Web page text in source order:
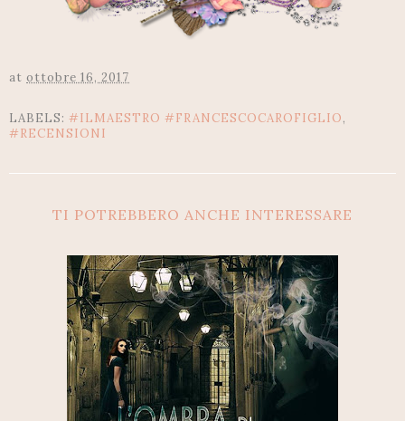
at ottobre 16, 2017
LABELS: #ILMAESTRO #FRANCESCOCAROFIGLIO,
#RECENSIONI
TI POTREBBERO ANCHE INTERESSARE